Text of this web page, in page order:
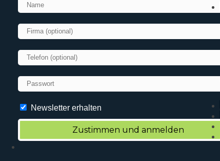
Newsletter erhalten